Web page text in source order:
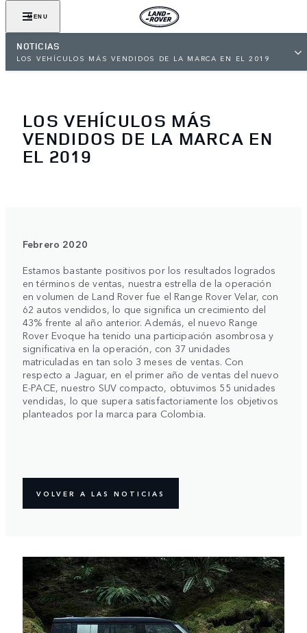
MENU
NOTICIAS
LOS VEHÍCULOS MÁS VENDIDOS DE LA MARCA EN EL 2019
LOS VEHÍCULOS MÁS
VENDIDOS DE LA MARCA EN
EL 2019
Febrero 2020
Estamos bastante positivos por los resultados logrados
en términos de ventas, nuestra estrella de la operación
en volumen de Land Rover fue el Range Rover Velar, con
62 autos vendidos, lo que significa un crecimiento del
43% frente al año anterior. Además, el nuevo Range
Rover Evoque ha tenido una participación asombrosa y
significativa en la operación, con 37 unidades
matriculadas en tan solo 3 meses de ventas. Con
respecto a Jaguar, en el primer año de ventas del nuevo
E-PACE, nuestro SUV compacto, obtuvimos 55 unidades
vendidas, lo que supera satisfactoriamente los objetivos
planteados por la marca para Colombia.
VOLVER A LAS NOTICIAS